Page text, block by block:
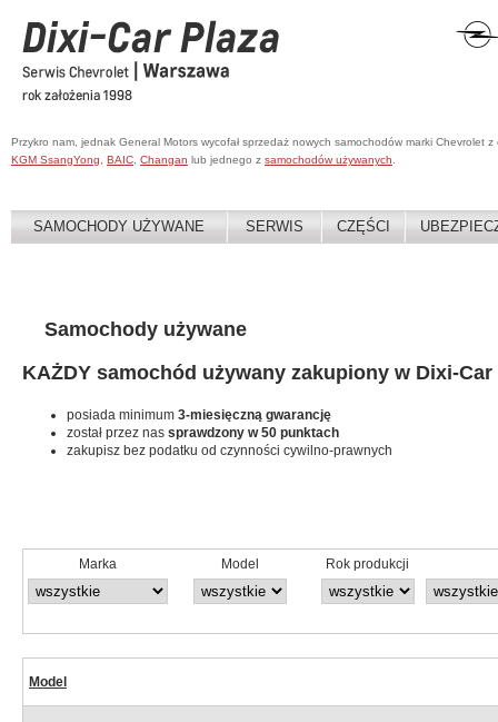
Przykro nam, jednak General Motors wycofał sprzedaż nowych samochodów marki Chevrolet
KGM SsangYong
BAIC Changan lub jednego z samochodów używanych
SAMOCHODY UŻYWANE SERWIS CZĘŚCI
Samochody używane
KAŻDY samochód używany zakupiony w Dixi-Car
posiada minimum 3-miesięczną gwarancję
został przez nas sprawdzony w 50 punktach
zakupisz bez podatku od czynności cywilno-prawnych
Marka Model Rok produkcji
Model